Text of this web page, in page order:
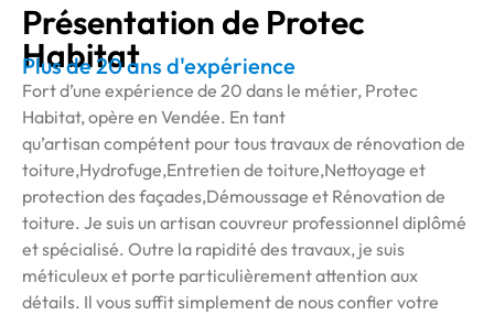
Présentation de Protec
Habitat
Plus de 20 ans d'expérience
Fort d’une expérience de 20 dans le métier, Protec
Habitat, opère en Vendée. En tant
qu’artisan compétent pour tous travaux de rénovation de
toiture,Hydrofuge,Entretien de toiture,Nettoyage et
protection des façades,Démoussage et Rénovation de
toiture. Je suis un artisan couvreur professionnel diplômé
et spécialisé. Outre la rapidité des travaux, je suis
méticuleux et porte particulièrement attention aux
détails. Il vous suffit simplement de nous confier votre